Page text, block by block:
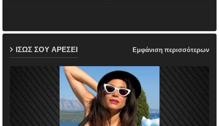
ap
p
ΙΣΩΣ ΣΟΥ ΑΡΕΣΕΙ Εμφάνιση περισσότερων